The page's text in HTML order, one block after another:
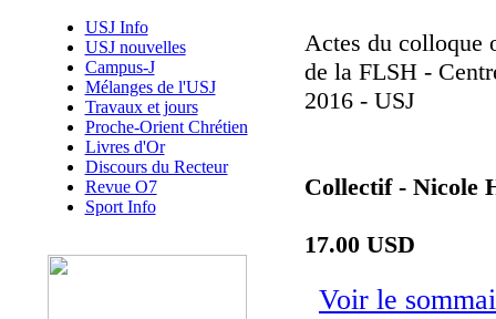
USJ Info
USJ nouvelles
Campus-J
Mélanges de l'USJ
Travaux et jours
Proche-Orient Chrétien
Livres d'Or
Discours du Recteur
Revue O7
Sport Info
Actes du colloque
de la FLSH -
2016 - USJ
Collectif - Nicole
17.00 USD
Voir le